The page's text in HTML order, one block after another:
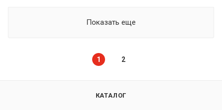
Показать еще
1 2
КАТАЛОГ